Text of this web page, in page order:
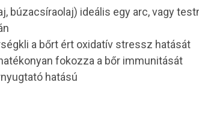
búzacsíraolaj) ideális egy arc, vagy
a bőrt ért oxidatív stressz hatását
fokozza a bőr immunitását
hatású